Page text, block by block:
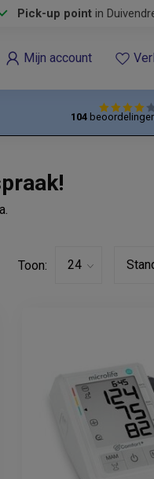
Pick-up pointin
Mijn account
104
Toon: